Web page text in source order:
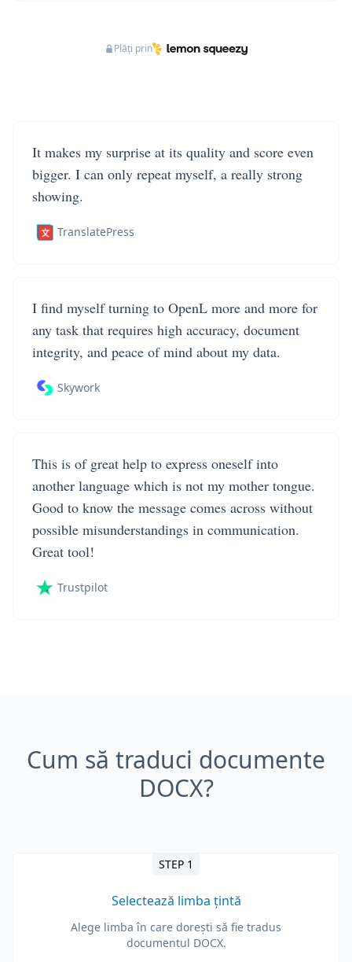
Plăți prin
It makes my surprise at its quality and score even
bigger. I can only repeat myself, a really strong
showing.
TranslatePress
I find myself turning to OpenL more and more for
any task that requires high accuracy, document
integrity, and peace of mind about my data.
Skywork
This is of great help to express oneself into
another language which is not my mother tongue.
Good to know the message comes across without
possible misunderstandings in communication.
Great tool!
Trustpilot
Cum să traduci documente
DOCX?
STEP 1
Selectează limba țintă
Alege limba în care dorești să fie tradus
documentul DOCX.